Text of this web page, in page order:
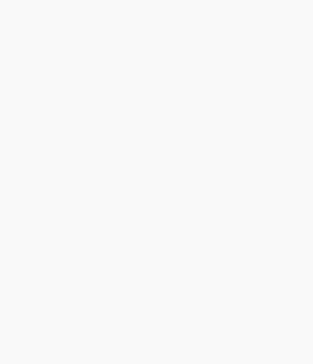
Santiago de Compostela, A Coruña
Navarra
08018 Barcelona